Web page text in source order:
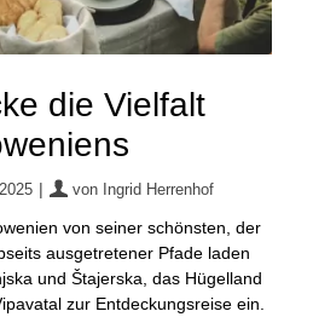
die Vielfalt
| von Ingrid Herrenhof
von seiner schönsten, der
ausgetretener Pfade laden
und Štajerska, das Hügelland
zur Entdeckungsreise ein.